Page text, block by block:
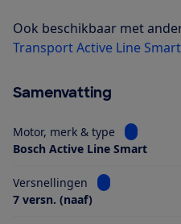
Ook beschikbaar met
Transport Active Line
Samenvatting
Motor, merk & type
Bekijk
Bosch Active Line Smart
Versnellingen
Bekijk
7 versn. (naaf)